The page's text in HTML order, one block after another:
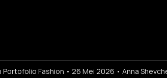
Portofolio Fashion • 26 Mei 2026 • Anna